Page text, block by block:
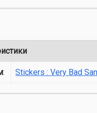
: Stickers : Very Bad